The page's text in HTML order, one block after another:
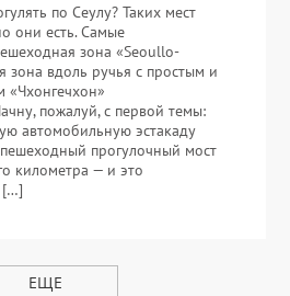
по Сеулу? Таких мест
они есть. Самые
зона «Seoullo-
зона вдоль ручья с простым и
«Чхонгечхон»
пожалуй, с первой темы:
автомобильную эстакаду
прогулочный мост
километра — и это
[…]
ЕЩЕ